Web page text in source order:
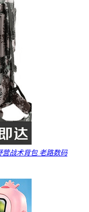
营战术背包 老路数码